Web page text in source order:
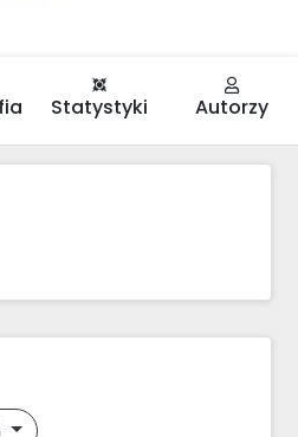
Statystyki Autorzy